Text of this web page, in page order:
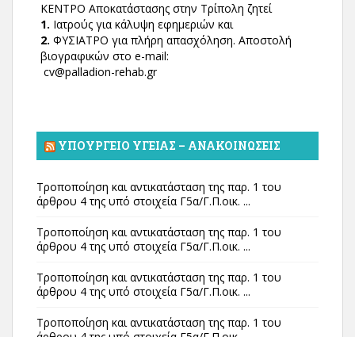
ΚΕΝΤΡΟ Αποκατάστασης στην Τρίπολη ζητεί
1. Ιατρούς για κάλυψη εφημεριών και
2. ΦΥΣΙΑΤΡΟ για πλήρη απασχόληση. Αποστολή
βιογραφικών στο e-mail:
cv@palladion-rehab.gr
ΥΠΟΥΡΓΕΊΟ ΥΓΕΊΑΣ – ΑΝΑΚΟΙΝΏΣΕΙΣ
Τροποποίηση και αντικατάσταση της παρ. 1 του
άρθρου 4 της υπό στοιχεία Γ5α/Γ.Π.οικ. ...
Τροποποίηση και αντικατάσταση της παρ. 1 του
άρθρου 4 της υπό στοιχεία Γ5α/Γ.Π.οικ. ...
Τροποποίηση και αντικατάσταση της παρ. 1 του
άρθρου 4 της υπό στοιχεία Γ5α/Γ.Π.οικ. ...
Τροποποίηση και αντικατάσταση της παρ. 1 του